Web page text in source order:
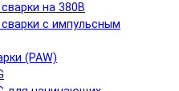
на 380В
с импульсным
(PAW)